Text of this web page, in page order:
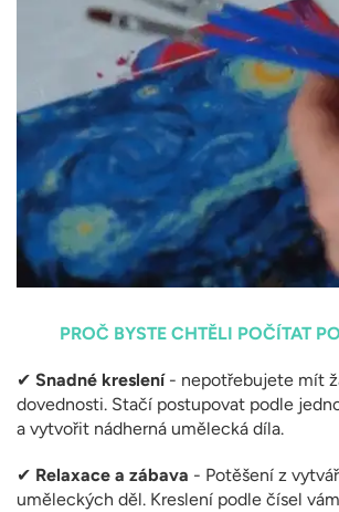
PROČ BYSTE CHTĚLI POČÍTAT
✔ Snadné kreslení- nepotřebujete mít
dovednosti. Stačí postupovat podle
a vytvořit nádherná umělecká díla.
✔ Relaxace a zábava - Potěšení z
uměleckých děl. Kreslení podle čísel